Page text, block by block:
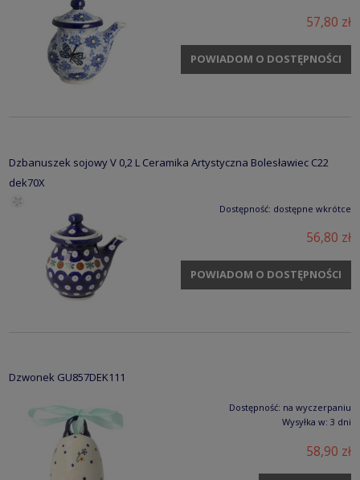
57,80 zł
POWIADOM O DOSTĘPNOŚCI
Dzbanuszek sojowy V 0,2 L Ceramika Artystyczna Bolesławiec C22
dek70X
Dostępność: dostępne wkrótce
56,80 zł
POWIADOM O DOSTĘPNOŚCI
Dzwonek GU857DEK111
Dostępność: na wyczerpaniu
Wysyłka w: 3 dni
58,90 zł